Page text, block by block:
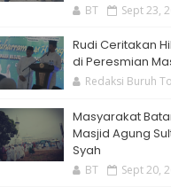
BT Sept 23,
Rudi Ceritakan
di Peresmian
Redaksi Buruh
Masyarakat
Masjid Agung
Syah
BT Sept 20,